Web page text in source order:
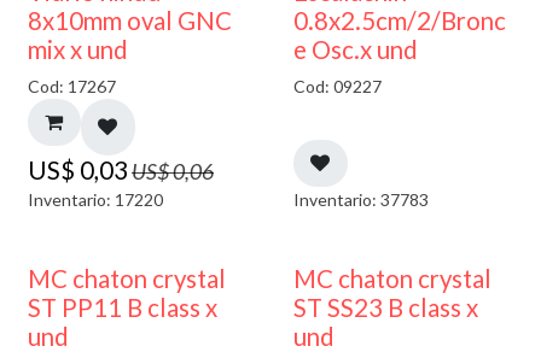
50% DESCUENTO
8x10mm oval GNC
mix x und
Cod: 17267
US$ 0,03US$0,06
Inventario: 17220
0.8x2.5cm/2/Bronc
e Osc.x und
Cod: 09227
Inventario: 37783
MC chaton crystal
ST PP11 B class x
und
MC chaton crystal
ST SS23 B class x
und